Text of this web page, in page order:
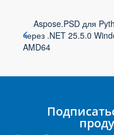
Aspose.PSD для
через .NET 25.5.0
AMD64